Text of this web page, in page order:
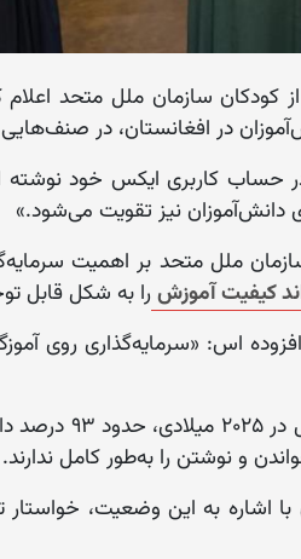
سازمان ملل متحد اعلام
در افغانستان، در صنف‌هایی
در حساب کاربری ایکس خود
دانش‌آموزان نیز تقویت می‌شود.»
ملل متحد بر اهمیت
کیفیت آموزشرا به شکل قابل
اس: «سرمایه‌گذاری روی
بر اساس
و نوشتن را به‌طور کامل ندارند.
اشاره به این وضعیت، خواستار